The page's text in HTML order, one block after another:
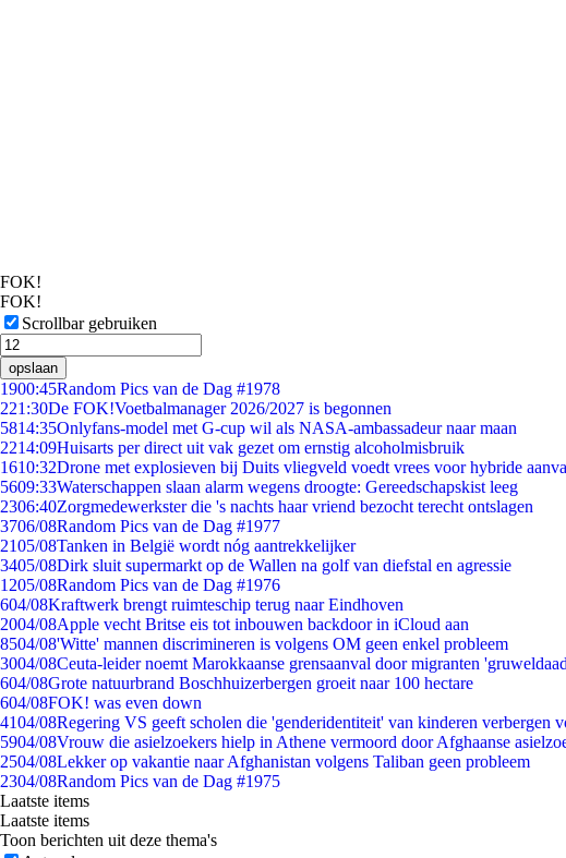
FOK!
FOK!
Scrollbar gebruiken
opslaan
1900:45Random Pics van de Dag #1978
221:30De FOK!Voetbalmanager 2026/2027 is begonnen
5814:35Onlyfans-model met G-cup wil als NASA-ambassadeur naar maan
2214:09Huisarts per direct uit vak gezet om ernstig alcoholmisbruik
1610:32Drone met explosieven bij Duits vliegveld voedt vrees voor hybride
5609:33Waterschappen slaan alarm wegens droogte: Gereedschapskist leeg
2306:40Zorgmedewerkster die 's nachts haar vriend bezocht terecht ontslagen
3706/08Random Pics van de Dag #1977
2105/08Tanken in België wordt nóg aantrekkelijker
3405/08Dirk sluit supermarkt op de Wallen na golf van diefstal en agressie
1205/08Random Pics van de Dag #1976
604/08Kraftwerk brengt ruimteschip terug naar Eindhoven
2004/08Apple vecht Britse eis tot inbouwen backdoor in iCloud aan
8504/08'Witte' mannen discrimineren is volgens OM geen enkel probleem
3004/08Ceuta-leider noemt Marokkaanse grensaanval door migranten
604/08Grote natuurbrand Boschhuizerbergen groeit naar 100 hectare
604/08FOK! was even down
4104/08Regering VS geeft scholen die 'genderidentiteit' van kinderen verbergen
5904/08Vrouw die asielzoekers hielp in Athene vermoord door Afghaanse
2504/08Lekker op vakantie naar Afghanistan volgens Taliban geen probleem
2304/08Random Pics van de Dag #1975
Laatste items
Laatste items
Toon berichten uit deze thema's